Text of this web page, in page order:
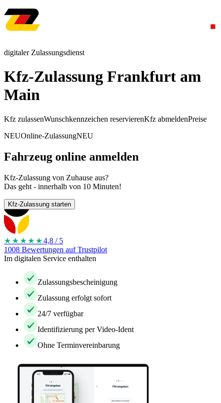
digitaler Zulassungsdienst
Kfz-Zulassung Frankfurt am
Main
Kfz zulassenWunschkennzeichen reservierenKfz abmeldenPreise
NEUOnline-ZulassungNEU
Fahrzeug online anmelden
Kfz-Zulassung von Zuhause aus?
Das geht - innerhalb von 10 Minuten!
Kfz-Zulassung starten
★★★★ ★4,8 / 5
1008 Bewertungen auf Trustpilot
Im digitalen Service enthalten
Zulassungsbescheinigung
Zulassung erfolgt sofort
24/7 verfügbar
Identifizierung per Video-Ident
Ohne Terminvereinbarung